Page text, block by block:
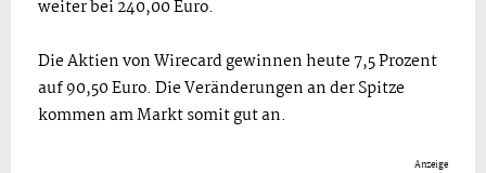
weiter bei 240,00 Euro.
Die Aktien von Wirecard gewinnen heute 7,5 Prozent
auf 90,50 Euro. Die Veränderungen an der Spitze
kommen am Markt somit gut an.
Anzeige